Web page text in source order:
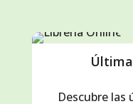
Descubre las